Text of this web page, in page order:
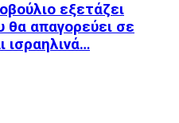
εξετάζει
θα απαγορεύει σε
ισραηλινά…